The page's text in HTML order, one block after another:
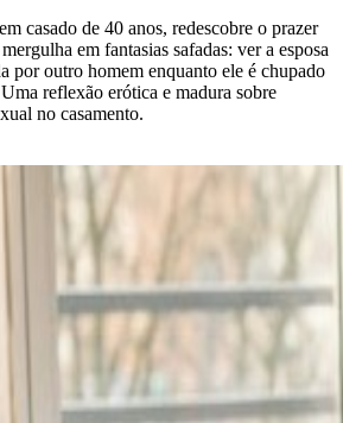
casado de 40 anos, redescobre o prazer
em fantasias safadas: ver a esposa
por outro homem enquanto ele é chupado
reflexão erótica e madura sobre
no casamento.